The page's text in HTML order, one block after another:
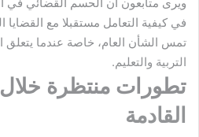
في كيفية التعامل مستقبلا مع القضايا
تمس الشأن العام، خاصة عندما
التربية والتعليم.
تطورات منتظرة
القادمة